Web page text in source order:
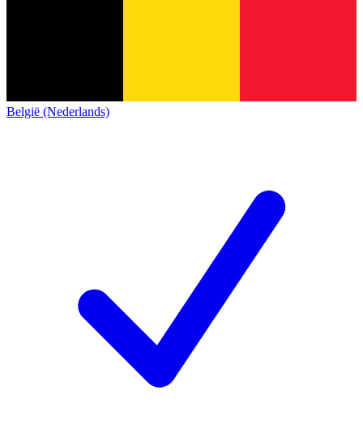
België (Nederlands)